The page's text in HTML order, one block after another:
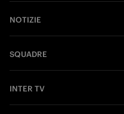
NOTIZIE
SQUADRE
INTER TV